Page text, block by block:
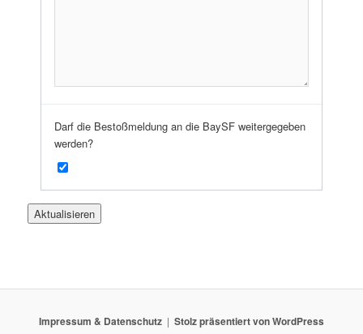
Darf die Bestoßmeldung an die BaySF weitergegeben
werden?
Impressum & Datenschutz Stolz präsentiert von WordPress